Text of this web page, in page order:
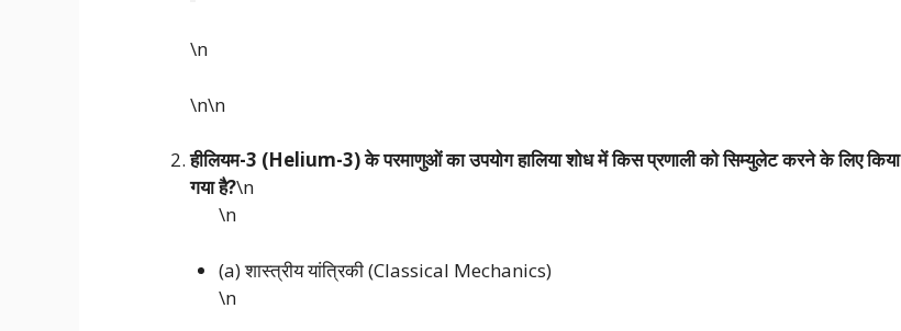
\n
\n\n
हीलियम-3 (Helium-3) के परमाणुओं का उपयोग हालिया शोध में किस प्रणाली को सिम्युलेट करने के लिए किया
गया है?\n
\n
(a) शास्त्रीय यांत्रिकी (Classical Mechanics)
\n